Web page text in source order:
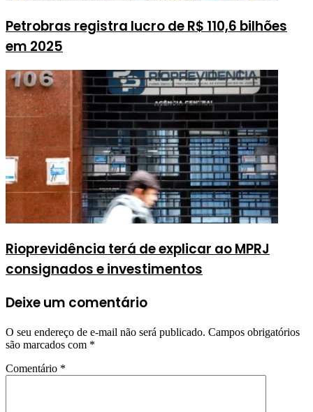
Petrobras registra lucro de R$ 110,6 bilhões
em 2025
Rioprevidência terá de explicar ao MPRJ
consignados e investimentos
Deixe um comentário
O seu endereço de e-mail não será publicado. Campos obrigatórios
são marcados com *
Comentário *